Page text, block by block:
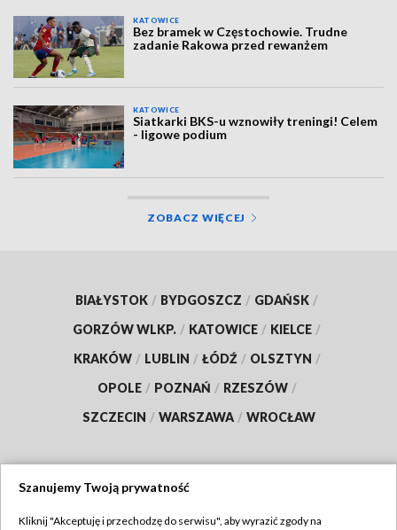
KATOWICE
Bez bramek w Częstochowie. Trudne
zadanie Rakowa przed rewanżem
KATOWICE
Siatkarki BKS-u wznowiły treningi! Celem
- ligowe podium
ZOBACZ WIĘCEJ
BIAŁYSTOK / BYDGOSZCZ / GDAŃSK /
GORZÓW WLKP. / KATOWICE / KIELCE /
KRAKÓW / LUBLIN / ŁÓDŹ / OLSZTYN /
OPOLE / POZNAŃ / RZESZÓW /
SZCZECIN / WARSZAWA / WROCŁAW
Szanujemy Twoją prywatność
Kliknij "Akceptuję i przechodzę do serwisu", aby wyrazić zgody na